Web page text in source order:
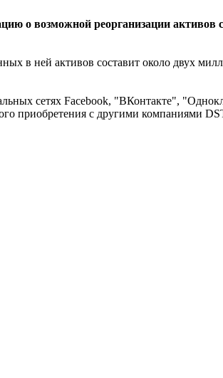
о возможной реорганизации активов
в ней активов составит около двух
сетях Facebook, "ВКонтакте",
приобретения с другими компаниями